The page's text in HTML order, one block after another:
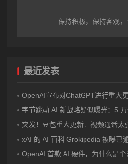
保持积极，保持客观
最近发表
OpenAI宣布对ChatGPT进行重大更新：免费用户
字节跳动 AI 新战略疑似曝光：5 万
突发！豆包重大更新：视频通话太
xAI 的 AI 百科 Grokipedia 被曝已
OpenAI 首款 AI 硬件，为什么是个